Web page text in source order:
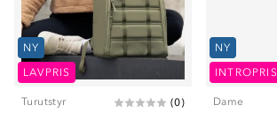
NY
LAVPRIS
Turutstyr (0)
NY
INTROPRIS
Dame